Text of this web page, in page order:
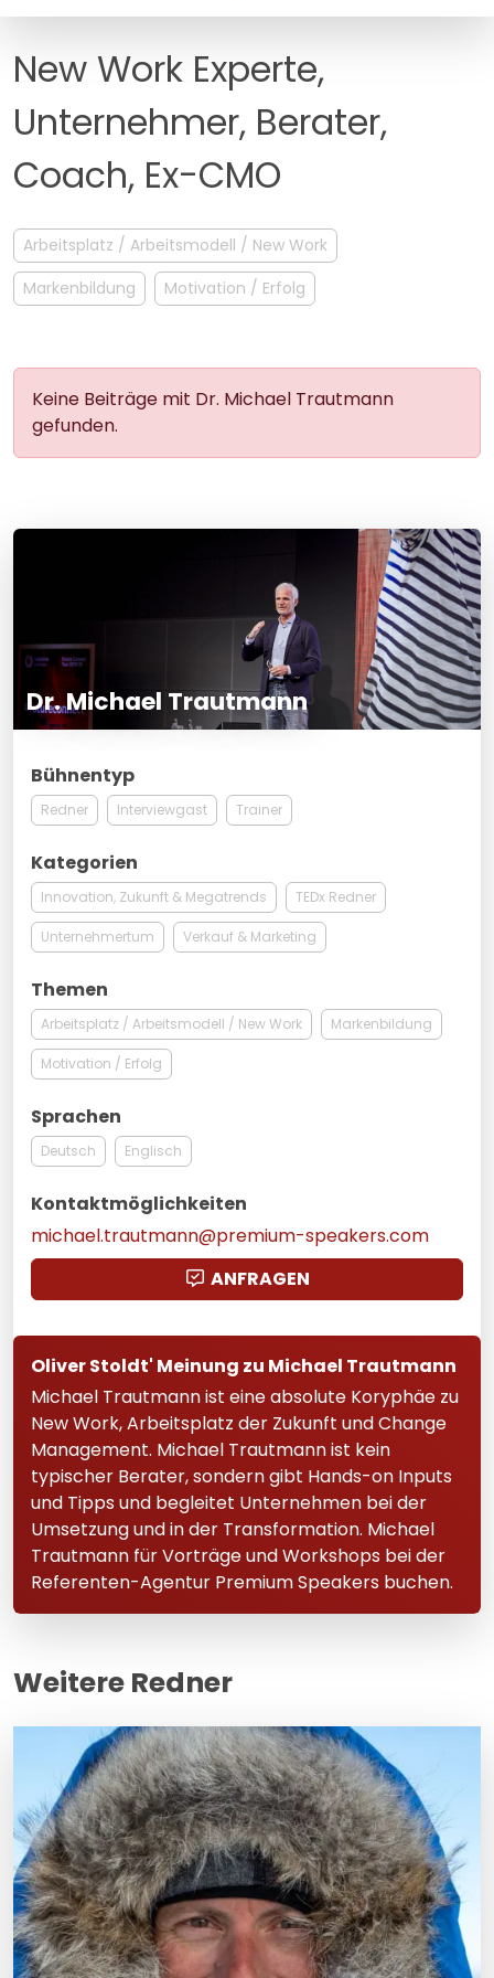
MANAGEMENT
New Work Experte,
Unternehmer, Berater,
Coach, Ex-CMO
Arbeitsplatz / Arbeitsmodell / New Work
Markenbildung
Motivation / Erfolg
Keine Beiträge mit Dr. Michael Trautmann
gefunden.
Dr. Michael Trautmann
Bühnentyp
Redner Interviewgast Trainer
Kategorien
Innovation, Zukunft & Megatrends TEDx Redner
Unternehmertum Verkauf & Marketing
Themen
Arbeitsplatz / Arbeitsmodell / New Work Markenbildung
Motivation / Erfolg
Sprachen
Deutsch Englisch
Kontaktmöglichkeiten
michael.trautmann@premium-speakers.com
ANFRAGEN
Oliver Stoldt' Meinung zu Michael Trautmann
Michael Trautmann ist eine absolute Koryphäe zu
New Work, Arbeitsplatz der Zukunft und Change
Management. Michael Trautmann ist kein
typischer Berater, sondern gibt Hands-on Inputs
und Tipps und begleitet Unternehmen bei der
Umsetzung und in der Transformation. Michael
Trautmann für Vorträge und Workshops bei der
Referenten-Agentur Premium Speakers buchen.
Weitere Redner